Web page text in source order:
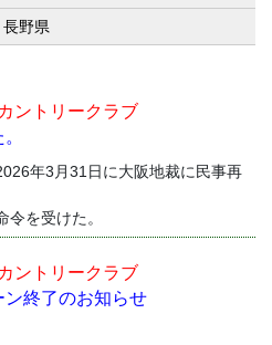
長野県
ントリークラブ
年3月31日に大阪地裁に民事再
を受けた。
ントリークラブ
終了のお知らせ